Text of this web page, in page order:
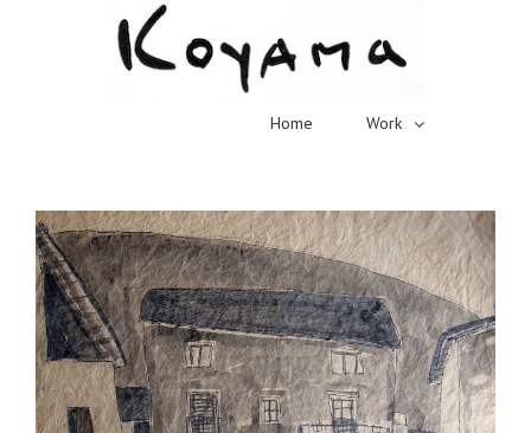
Home Work
View
Larger
Image